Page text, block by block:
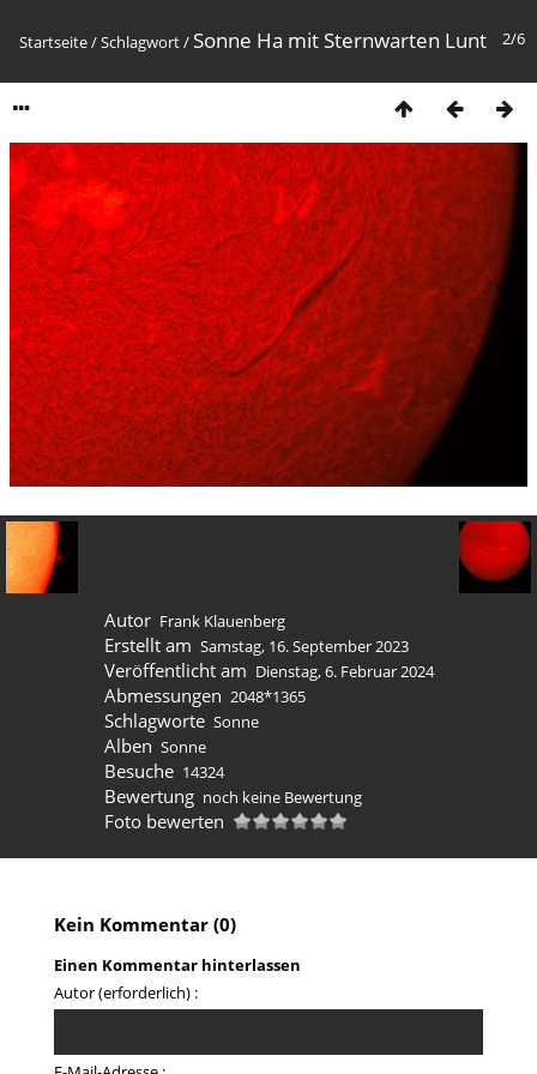
2/6
Startseite/Schlagwort/ Sonne Ha mit Sternwarten Lunt
Autor Frank Klauenberg
Erstellt am Samstag, 16. September 2023
Veröffentlicht am Dienstag, 6. Februar 2024
Abmessungen 2048*1365
Schlagworte Sonne
Alben Sonne
Besuche 14324
Bewertung noch keine Bewertung
Foto bewerten
Kein Kommentar (0)
Einen Kommentar hinterlassen
Autor (erforderlich) :